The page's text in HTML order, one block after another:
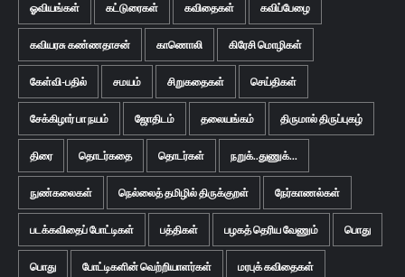
ஓவியங்கள் கட்டுரைகள் கவிதைகள் கவிப்பேழை
கவியரசு கண்ணதாசன் காணொலி கிரேசி மொழிகள்
கேள்வி-பதில் சமயம் சிறுகதைகள் செய்திகள்
சேக்கிழார் பா நயம் ஜோதிடம் தலையங்கம் திருமால் திருப்புகழ்
திரை தொடர்கதை தொடர்கள் நறுக்..துணுக்...
நுண்கலைகள் நெல்லைத் தமிழில் திருக்குறள் நேர்காணல்கள்
படக்கவிதைப் போட்டிகள் பத்திகள் பழகத் தெரிய வேணும் பொது
பொது போட்டிகளின் வெற்றியாளர்கள் மரபுக் கவிதைகள்